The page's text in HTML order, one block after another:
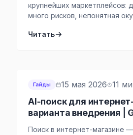
крупнейших маркетплейсов:
много рисков, непонятная
В российском eCommerce
ИИ, какие часы подойдут для
Читать
Гайды 15 мая 2026 11
AI-поиск для
варианта внедрения |
Поиск в интернет-магазине